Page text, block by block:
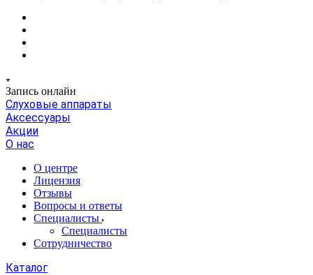
Запись онлайн
Слуховые аппараты
Аксессуары
Акции
О нас
О центре
Лицензия
Отзывы
Вопросы и ответы
Специалисты
Специалисты
Сотрудничество
Каталог